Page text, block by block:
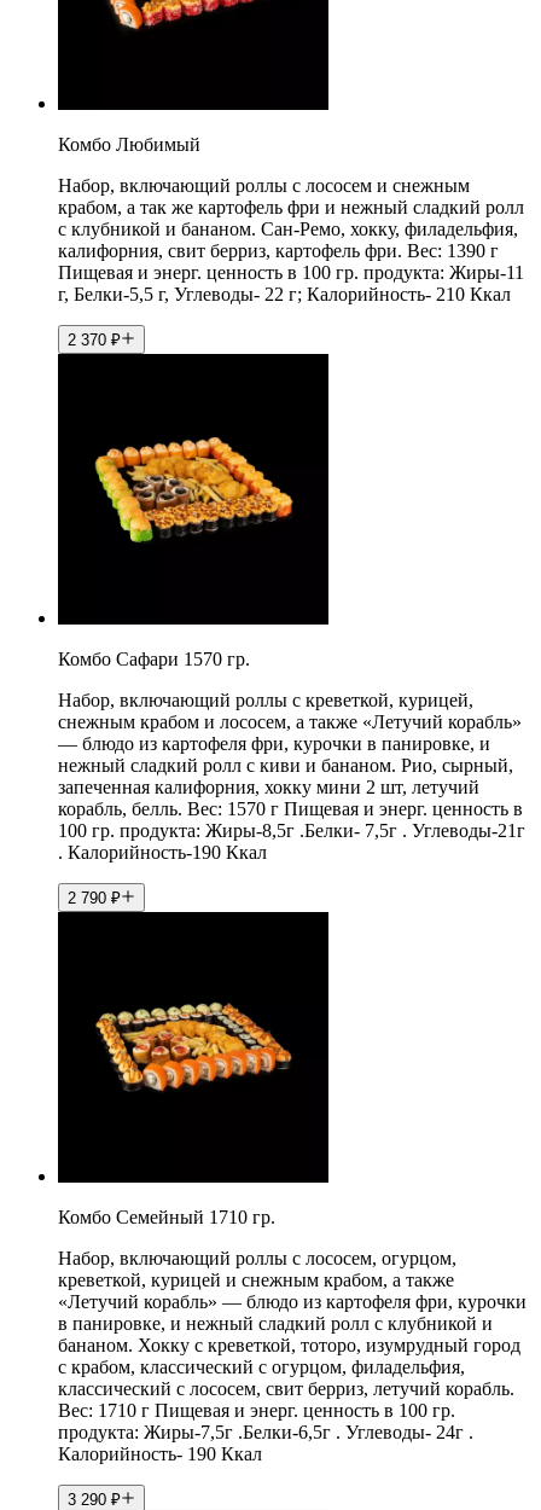
Комбо Любимый
Набор, включающий роллы с лососем и снежным
крабом, а так же картофель фри и нежный сладкий ролл
с клубникой и бананом. Сан-Ремо, хокку, филадельфия,
калифорния, свит берриз, картофель фри. Вес: 1390 г
Пищевая и энерг. ценность в 100 гр. продукта: Жиры-11
г, Белки-5,5 г, Углеводы- 22 г; Калорийность- 210 Ккал
2 370 ₽
Комбо Сафари 1570 гр.
Набор, включающий роллы с креветкой, курицей,
снежным крабом и лососем, а также «Летучий корабль»
— блюдо из картофеля фри, курочки в панировке, и
нежный сладкий ролл с киви и бананом. Рио, сырный,
запеченная калифорния, хокку мини 2 шт, летучий
корабль, белль. Вес: 1570 г Пищевая и энерг. ценность в
100 гр. продукта: Жиры-8,5г .Белки- 7,5г . Углеводы-21г
. Калорийность-190 Ккал
2 790 ₽
Комбо Семейный 1710 гр.
Набор, включающий роллы с лососем, огурцом,
креветкой, курицей и снежным крабом, а также
«Летучий корабль» — блюдо из картофеля фри, курочки
в панировке, и нежный сладкий ролл с клубникой и
бананом. Хокку с креветкой, тоторо, изумрудный город
с крабом, классический с огурцом, филадельфия,
классический с лососем, свит берриз, летучий корабль.
Вес: 1710 г Пищевая и энерг. ценность в 100 гр.
продукта: Жиры-7,5г .Белки-6,5г . Углеводы- 24г .
Калорийность- 190 Ккал
3 290 ₽